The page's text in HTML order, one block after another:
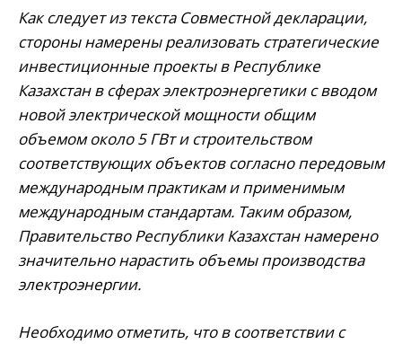
Как следует из текста Совместной декларации,
стороны намерены реализовать стратегические
инвестиционные проекты в Республике
Казахстан в сферах электроэнергетики с вводом
новой электрической мощности общим
объемом около 5 ГВт и строительством
соответствующих объектов согласно передовым
международным практикам и применимым
международным стандартам. Таким образом,
Правительство Республики Казахстан намерено
значительно нарастить объемы производства
электроэнергии.
Необходимо отметить, что в соответствии с